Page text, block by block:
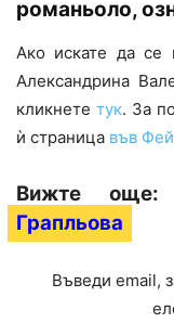
романьоло,
Ако искате да се
Александрина
кликнете тук. За
ѝ страница във
Вижте още:
Грапльова
Въведи email,